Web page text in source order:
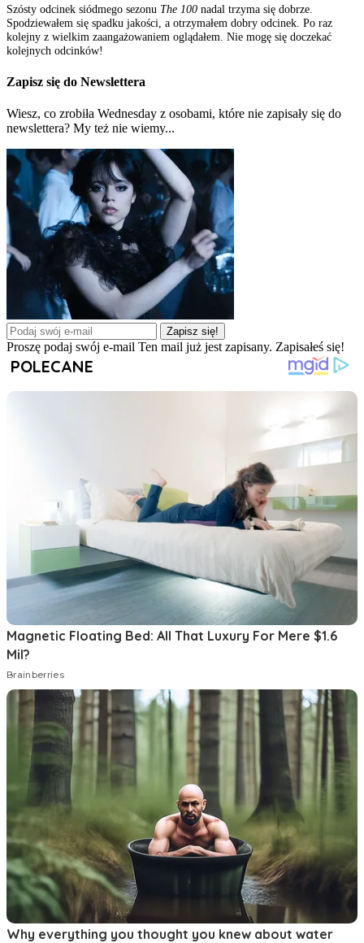
Szósty odcinek siódmego sezonu The 100 nadal trzyma się dobrze.
Spodziewałem się spadku jakości, a otrzymałem dobry odcinek. Po raz
kolejny z wielkim zaangażowaniem oglądałem. Nie mogę się doczekać
kolejnych odcinków!
Zapisz się do Newslettera
Wiesz, co zrobiła Wednesday z osobami, które nie zapisały się do
newslettera? My też nie wiemy...
Zapisz się!
Proszę podaj swój e-mail Ten mail już jest zapisany. Zapisałeś się!